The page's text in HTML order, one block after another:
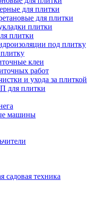
для плитки
для плитки
плитки
плитки
под плитку
клеи
работ
и ухода за плиткой
для плитки
машины
садовая техника